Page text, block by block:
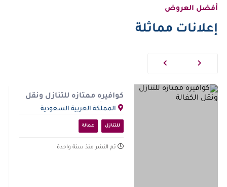
أفضل العروض
إعلانات مماثلة
كوافيره ممتازه للتنازل ونقل
الكفالة
المملكة العربية السعودية
للتنازل عمالة
تم النشر منذ سنة واحدة